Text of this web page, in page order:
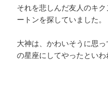
それを悲しんだ友人のキ
ートンを探していました。
大神は、かわいそうに思
の星座にしてやったといわ